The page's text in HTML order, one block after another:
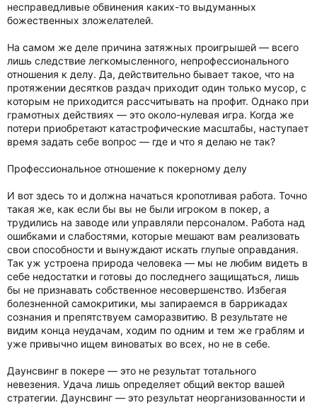
несправедливые обвинения каких-то выдуманных
божественных зложелателей.
На самом же деле причина затяжных проигрышей — всего
лишь следствие легкомысленного, непрофессионального
отношения к делу. Да, действительно бывает такое, что на
протяжении десятков раздач приходит один только мусор, с
которым не приходится рассчитывать на профит. Однако при
грамотных действиях — это около-нулевая игра. Когда же
потери приобретают катастрофические масштабы, наступает
время задать себе вопрос — где и что я делаю не так?
Профессиональное отношение к покерному делу
И вот здесь то и должна начаться кропотливая работа. Точно
такая же, как если бы вы не были игроком в покер, а
трудились на заводе или управляли персоналом. Работа над
ошибками и слабостями, которые мешают вам реализовать
свои способности и вынуждают искать глупые оправдания.
Так уж устроена природа человека — мы не любим видеть в
себе недостатки и готовы до последнего защищаться, лишь
бы не признавать собственное несовершенство. Избегая
болезненной самокритики, мы запираемся в баррикадах
сознания и препятствуем саморазвитию. В результате не
видим конца неудачам, ходим по одним и тем же граблям и
уже привычно ищем виноватых во всех, но не в себе.
Даунсвинг в покере — это не результат тотального
невезения. Удача лишь определяет общий вектор вашей
стратегии. Даунсвинг — это результат неорганизованности и